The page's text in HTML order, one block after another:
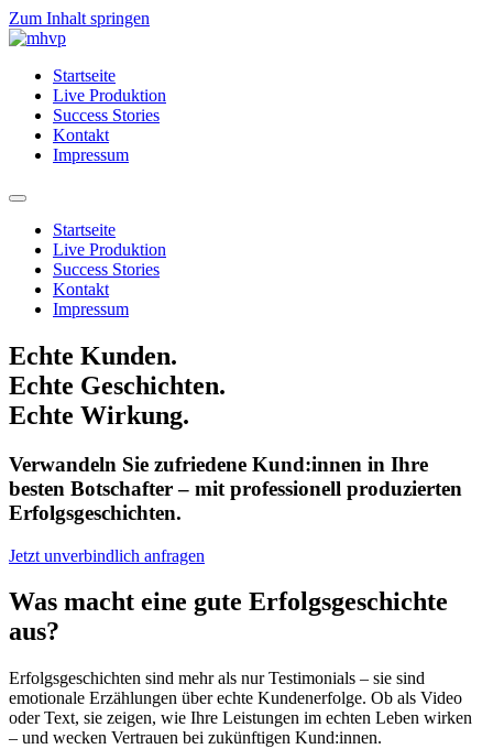
Zum Inhalt springen
Startseite
Live Produktion
Success Stories
Kontakt
Impressum
Startseite
Live Produktion
Success Stories
Kontakt
Impressum
Echte Kunden.
Echte Geschichten.
Echte Wirkung.
Verwandeln Sie zufriedene Kund:innen in Ihre
besten Botschafter – mit professionell produzierten
Erfolgsgeschichten.
Jetzt unverbindlich anfragen
Was macht eine gute Erfolgsgeschichte
aus?
Erfolgsgeschichten sind mehr als nur Testimonials – sie sind
emotionale Erzählungen über echte Kundenerfolge. Ob als Video
oder Text, sie zeigen, wie Ihre Leistungen im echten Leben wirken
– und wecken Vertrauen bei zukünftigen Kund:innen.